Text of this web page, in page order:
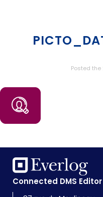
Posted the
Connected DMS Editor